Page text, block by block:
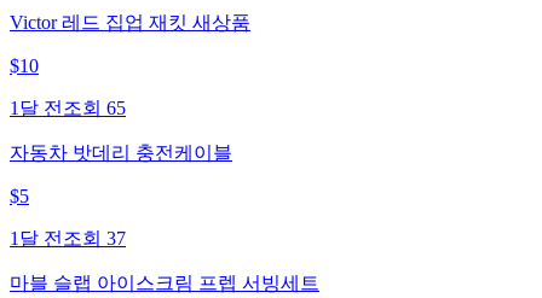
Victor 레드 집업 재킷 새상품
$10
1달 전 조회 65
자동차 밧데리 충전케이블
$5
1달 전 조회 37
마블 슬랩 아이스크림 프렙 서빙세트